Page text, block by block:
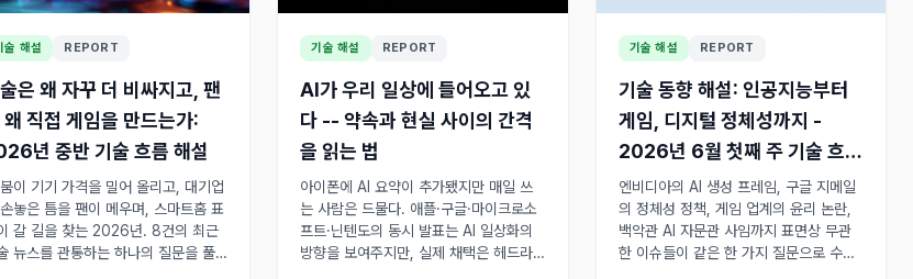
흐름 해설
술 해설 REPORT
은 왜 자꾸 더 비싸지고, 팬
왜 직접 게임을 만드는가:
년 중반 기술 흐름 해설
이 기기 가격을 밀어 올리고, 대기업
놓은 틈을 팬이 메우며, 스마트홈 표
갈 길을 찾는 2026년. 8건의 최근
뉴스를 관통하는 하나의 질문을 풀
기술 해설 REPORT
AI가 우리 일상에 들어오고 있
다 -- 약속과 현실 사이의 간격
을 읽는 법
아이폰에 AI 요약이 추가됐지만 매일 쓰
는 사람은 드물다. 애플·구글·마이크로소
프트·닌텐도의 동시 발표는 AI 일상화의
방향을 보여주지만, 실제 채택은 헤드라
주 기술 흐름 읽기
기술 해설 REPORT
기술 동향 해설: 인공지능부터
게임, 디지털 정체성까지 -
2026년 6월 첫째 주 기술 흐름
읽기
엔비디아의 AI 생성 프레임, 구글 지메일
의 정체성 정책, 게임 업계의 윤리 논란,
백악관 AI 자문관 사임까지 표면상 무관
한 이슈들이 같은 한 가지 질문으로 수렴